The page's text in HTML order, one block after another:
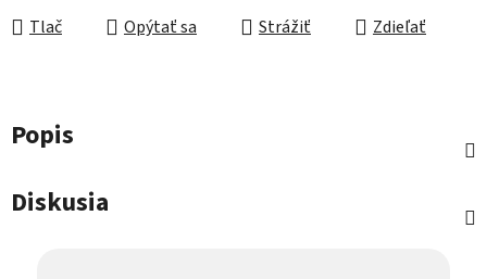
Tlač Opýtať sa Strážiť Zdieľať
Popis
Diskusia